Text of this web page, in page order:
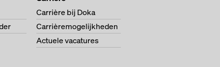
Carrière bij Doka
Carrièremogelijkheden
Actuele vacatures